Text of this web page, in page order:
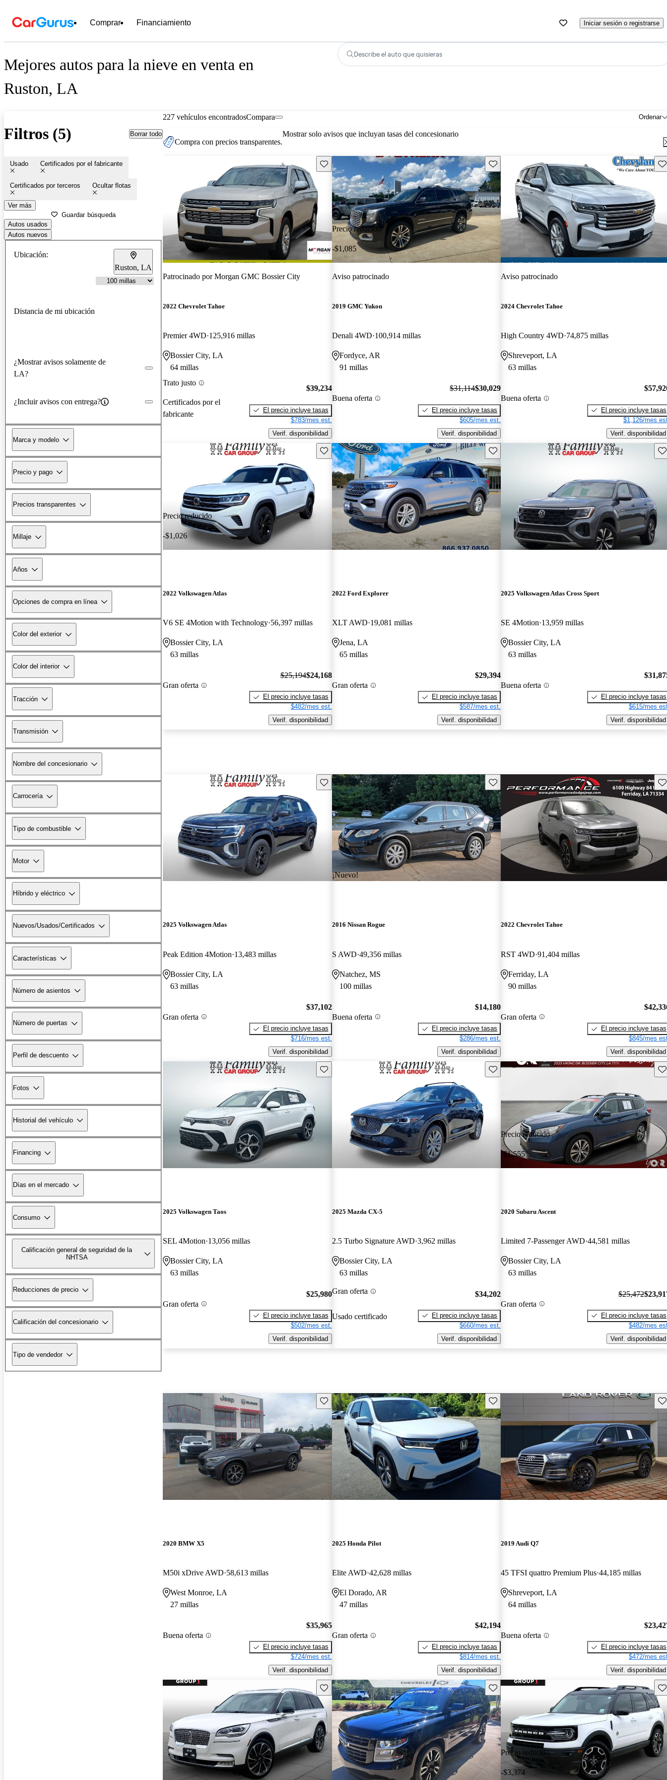
Comprar Financiamiento Iniciar sesión o registrarse
Mejores autos para la nieve en venta en
Ruston, LA
Describe el auto que quisieras
Filtros (5) Borrar todo
Usado Certificados por el fabricante
Certificados por terceros Ocultar flotas
Ver más
Guardar búsqueda
Autos usados
Autos nuevos
Ubicación:
Ruston, LA
Distancia de mi ubicación
¿Mostrar avisos solamente de
LA?
¿Incluir avisos con entrega?
Marca y modelo
Precio y pago
Precios transparentes
Millaje
Años
Opciones de compra en línea
Color del exterior
Color del interior
Tracción
Transmisión
Nombre del concesionario
Carrocería
Tipo de combustible
Motor
Híbrido y eléctrico
Nuevos/Usados/Certificados
Características
Número de asientos
Número de puertas
Perfil de descuento
Fotos
Historial del vehículo
Financing
Días en el mercado
Consumo
Calificación general de seguridad de la
NHTSA
Reducciones de precio
Calificación del concesionario
Tipo de vendedor
227 vehículos encontrados Ordenar
Compara
Compra con precios transparentes.
Mostrar solo avisos que incluyan tasas del concesionario
Guarda este Aviso
Patrocinado porMorgan GMC Bossier City
2022 Chevrolet Tahoe
Premier 4WD 125,916 millas
Bossier City, LA
64 millas
Trato justo
Certificados por el
fabricante
$39,234
El precio incluye tasas
$783/mes est.
Verif. disponibilidad
Precio reducido
-$1,085
Guarda este Aviso
Aviso patrocinado
2019 GMC Yukon
Denali 4WD 100,914 millas
Fordyce, AR
91 millas
Buena oferta
$31,114$30,029
El precio incluye tasas
$605/mes est.
Verif. disponibilidad
Aviso patrocinado
2024 Chevrolet Tahoe
High Country 4WD 74,875 millas
Shreveport, LA
63 millas
Buena oferta
El precio incluye tasas
$1,126/mes
Verif. disponibilidad
Precio reducido
-$1,026
Guarda este Aviso
2022 Volkswagen Atlas
V6 SE 4Motion with Technology 56,397 millas
Bossier City, LA
63 millas
Gran oferta
$25,194$24,168
El precio incluye tasas
$482/mes est.
Verif. disponibilidad
Guarda este Aviso
2022 Ford Explorer
XLT AWD 19,081 millas
Jena, LA
65 millas
Gran oferta
$29,394
El precio incluye tasas
$587/mes est.
Verif. disponibilidad
2025 Volkswagen Atlas Cross Sport
SE 4Motion 13,959 millas
Bossier City, LA
63 millas
Buena oferta
El precio incluye tasas
$615/mes
Verif. disponibilidad
Guarda este Aviso
2025 Volkswagen Atlas
Peak Edition 4Motion 13,483 millas
Bossier City, LA
63 millas
Gran oferta
$37,102
El precio incluye tasas
$716/mes est.
Verif. disponibilidad
¡Nuevo!
Guarda este Aviso
2016 Nissan Rogue
S AWD 49,356 millas
Natchez, MS
100 millas
Buena oferta
$14,180
El precio incluye tasas
$286/mes est.
Verif. disponibilidad
2022 Chevrolet Tahoe
RST 4WD 91,404 millas
Ferriday, LA
90 millas
Gran oferta
El precio incluye tasas
$845/mes
Verif. disponibilidad
Guarda este Aviso
2025 Volkswagen Taos
SEL 4Motion 13,056 millas
Bossier City, LA
63 millas
Gran oferta
$25,980
El precio incluye tasas
$502/mes est.
Verif. disponibilidad
Guarda este Aviso
2025 Mazda CX-5
2.5 Turbo Signature AWD 3,962 millas
Bossier City, LA
63 millas
Gran oferta
Usado certificado
$34,202
El precio incluye tasas
$660/mes est.
Verif. disponibilidad
Precio reducido
-$1,555
2020 Subaru Ascent
Limited 7-Passenger AWD 44,581 millas
Bossier City, LA
63 millas
Gran oferta
$25,472
El precio incluye tasas
$482/mes
Verif. disponibilidad
Guarda este Aviso
2020 BMW X5
M50i xDrive AWD 58,613 millas
West Monroe, LA
27 millas
Buena oferta
$35,965
El precio incluye tasas
$724/mes est.
Verif. disponibilidad
Guarda este Aviso
2025 Honda Pilot
Elite AWD 42,628 millas
El Dorado, AR
47 millas
Gran oferta
$42,194
El precio incluye tasas
$814/mes est.
Verif. disponibilidad
2019 Audi Q7
45 TFSI quattro Premium Plus 44,185 millas
Shreveport, LA
64 millas
Buena oferta
El precio incluye tasas
$472/mes
Verif. disponibilidad
Guarda este Aviso Guarda este Aviso
Precio reducido
-$3,374